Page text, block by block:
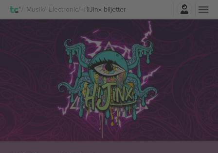
Musik Electronic HiJinx biljetterLogga in